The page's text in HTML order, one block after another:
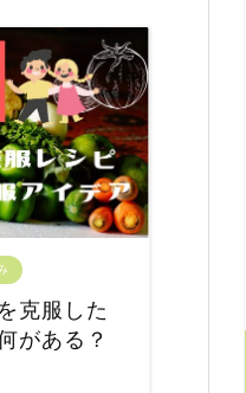
克服した
がある？